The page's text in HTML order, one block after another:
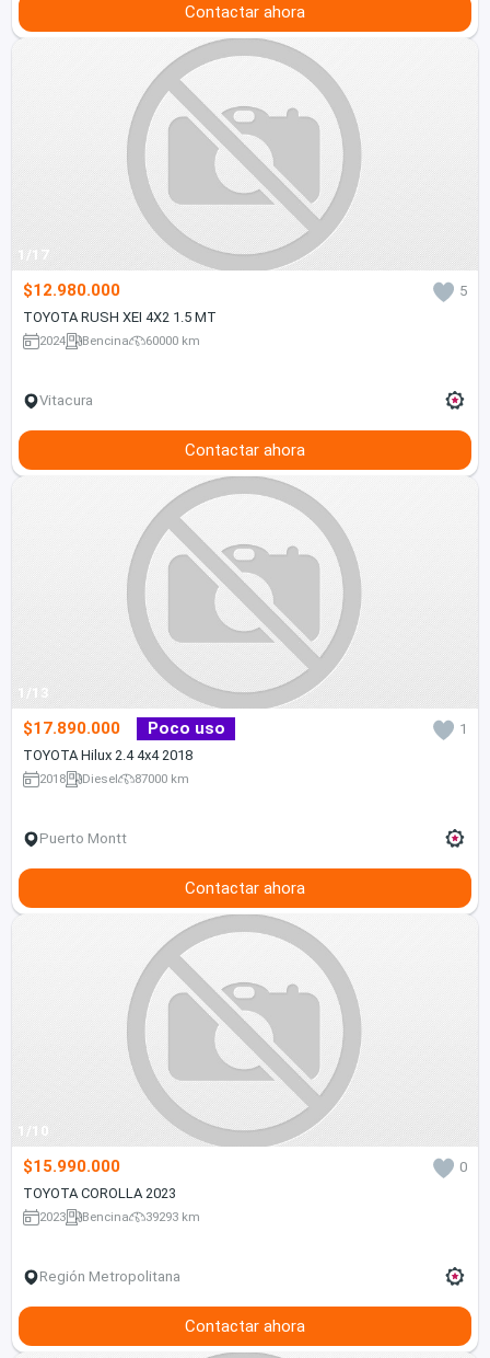
Contactar ahora
1/17
$12.980.000
5
TOYOTA RUSH XEI 4X2 1.5 MT
2024 Bencina 60000 km
Vitacura
Contactar ahora
1/13
$17.890.000 Poco uso
1
TOYOTA Hilux 2.4 4x4 2018
2018 Diesel 87000 km
Puerto Montt
Contactar ahora
1/10
$15.990.000
0
TOYOTA COROLLA 2023
2023 Bencina 39293 km
Región Metropolitana
Contactar ahora